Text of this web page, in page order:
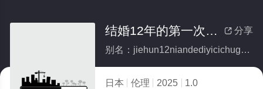
 分享
结婚12年的第一次出轨：纪子酱
别名：jiehun12niandediyicichuguijizijiang
日本 伦理 2025
1.0